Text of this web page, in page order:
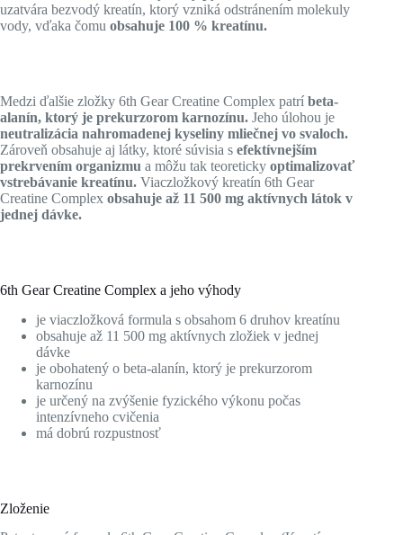
uzatvára bezvodý kreatín, ktorý vzniká odstránením molekuly
vody, vďaka čomu obsahuje 100 % kreatínu.
Medzi ďalšie zložky 6th Gear Creatine Complex patrí beta-
alanín, ktorý je prekurzorom karnozínu. Jeho úlohou je
neutralizácia nahromadenej kyseliny mliečnej vo svaloch.
Zároveň obsahuje aj látky, ktoré súvisia s efektívnejším
prekrvením organizmu a môžu tak teoreticky optimalizovať
vstrebávanie kreatínu. Viaczložkový kreatín 6th Gear
Creatine Complex obsahuje až 11 500 mg aktívnych látok v
jednej dávke.
6th Gear Creatine Complex a jeho výhody
je viaczložková formula s obsahom 6 druhov kreatínu
obsahuje až 11 500 mg aktívnych zložiek v jednej
dávke
je obohatený o beta-alanín, ktorý je prekurzorom
karnozínu
je určený na zvýšenie fyzického výkonu počas
intenzívneho cvičenia
má dobrú rozpustnosť
Zloženie